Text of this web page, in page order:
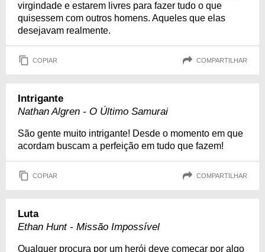
virgindade e estarem livres para fazer tudo o que
quisessem com outros homens. Aqueles que elas
desejavam realmente.
COPIAR COMPARTILHAR
Intrigante
Nathan Algren - O Último Samurai
São gente muito intrigante! Desde o momento em que
acordam buscam a perfeição em tudo que fazem!
COPIAR COMPARTILHAR
Luta
Ethan Hunt - Missão Impossível
Qualquer procura por um herói deve começar por algo